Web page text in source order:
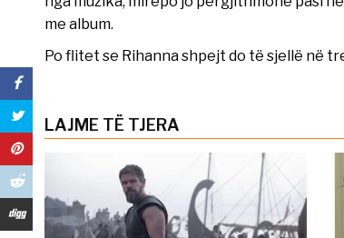
me album.
Po flitet se Rihanna shpejt do të sjellë në
LAJME TË TJERA